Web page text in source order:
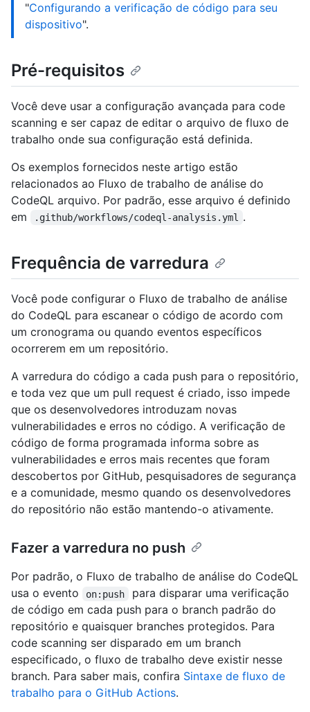
"Configurando a verificação de código para seu
dispositivo".
Pré-requisitos
Você deve usar a configuração avançada para code
scanning e ser capaz de editar o arquivo de fluxo de
trabalho onde sua configuração está definida.
Os exemplos fornecidos neste artigo estão
relacionados ao Fluxo de trabalho de análise do
CodeQL arquivo. Por padrão, esse arquivo é definido
em
.github/workflows/codeql-analysis.yml .
Frequência de varredura
Você pode configurar o Fluxo de trabalho de análise
do CodeQL para escanear o código de acordo com
um cronograma ou quando eventos específicos
ocorrerem em um repositório.
A varredura do código a cada push para o repositório,
e toda vez que um pull request é criado, isso impede
que os desenvolvedores introduzam novas
vulnerabilidades e erros no código. A verificação de
código de forma programada informa sobre as
vulnerabilidades e erros mais recentes que foram
descobertos por GitHub, pesquisadores de segurança
e a comunidade, mesmo quando os desenvolvedores
do repositório não estão mantendo-o ativamente.
Fazer a varredura no push
Por padrão, o Fluxo de trabalho de análise do CodeQL
usa o evento
on:push
para disparar uma verificação
de código em cada push para o branch padrão do
repositório e quaisquer branches protegidos. Para
code scanning ser disparado em um branch
especificado, o fluxo de trabalho deve existir nesse
branch. Para saber mais, confira Sintaxe de fluxo de
trabalho para o GitHub Actions.